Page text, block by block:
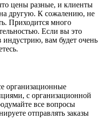
цены разные, и клиенты
другую. К сожалению, не
Приходится много
Если вы это
вам будет очень
организационные
с организационной
все вопросы
отправлять заказы